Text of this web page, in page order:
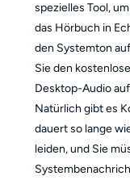
spezielles Tool,
das Hörbuch in
den Systemton
Sie den
Desktop-Audio
Natürlich gibt es
dauert so lange
leiden, und Sie